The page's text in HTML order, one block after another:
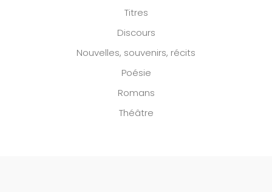
Titres
Discours
Nouvelles, souvenirs, récits
Poésie
Romans
Théâtre